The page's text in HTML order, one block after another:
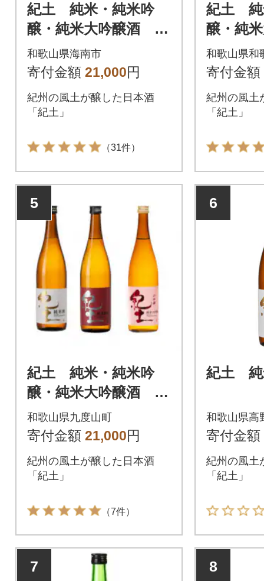
紀土 純米・純米吟
醸・純米大吟醸酒 72
0ml 3本セット
和歌山県海南市
寄付金額 21,000円
紀州の風土が醸した日本酒
「紀土」
（31件）
紀土 純
醸・純
0ml 3
和歌山県和
寄付金額
紀州の風土
「紀土」
5
紀土 純米・純米吟
醸・純米大吟醸酒 72
0ml 3本セット
和歌山県九度山町
寄付金額 21,000円
紀州の風土が醸した日本酒
「紀土」
（7件）
6
紀土
和歌山県高
寄付金額
紀州の風土
「紀土」
7 8